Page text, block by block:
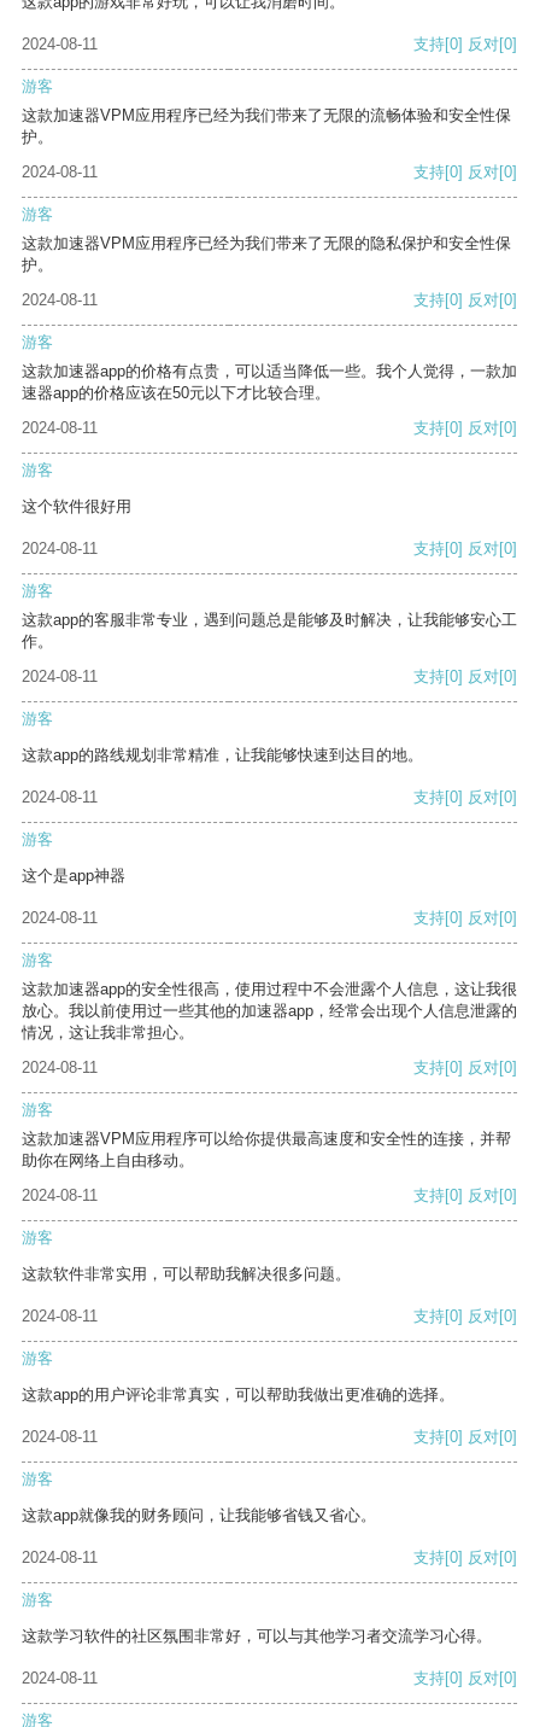
2024-08-11 支持[0] 反对[0]
游客
这款加速器VPM应用程序已经为我们带来了无限的流畅体验和安全性保
护。
2024-08-11
支持[0] 反对[0]
游客
这款加速器VPM应用程序已经为我们带来了无限的隐私保护和安全性保
护。
2024-08-11
支持[0] 反对[0]
游客
这款加速器app的价格有点贵，可以适当降低一些。我个人觉得，一款加
速器app的价格应该在50元以下才比较合理。
2024-08-11
支持[0] 反对[0]
游客
这个软件很好用
2024-08-11 支持[0] 反对[0]
游客
这款app的客服非常专业，遇到问题总是能够及时解决，让我能够安心工
作。
2024-08-11
支持[0] 反对[0]
游客
这款app的路线规划非常精准，让我能够快速到达目的地。
2024-08-11 支持[0] 反对[0]
游客
这个是app神器
2024-08-11 支持[0] 反对[0]
游客
这款加速器app的安全性很高，使用过程中不会泄露个人信息，这让我很
放心。我以前使用过一些其他的加速器app，经常会出现个人信息泄露的
情况，这让我非常担心。
2024-08-11
支持[0] 反对[0]
游客
这款加速器VPM应用程序可以给你提供最高速度和安全性的连接，并帮
助你在网络上自由移动。
2024-08-11
支持[0] 反对[0]
游客
这款软件非常实用，可以帮助我解决很多问题。
2024-08-11 支持[0] 反对[0]
游客
这款app的用户评论非常真实，可以帮助我做出更准确的选择。
2024-08-11 支持[0] 反对[0]
游客
这款app就像我的财务顾问，让我能够省钱又省心。
2024-08-11 支持[0] 反对[0]
游客
这款学习软件的社区氛围非常好，可以与其他学习者交流学习心得。
2024-08-11 支持[0] 反对[0]
游客